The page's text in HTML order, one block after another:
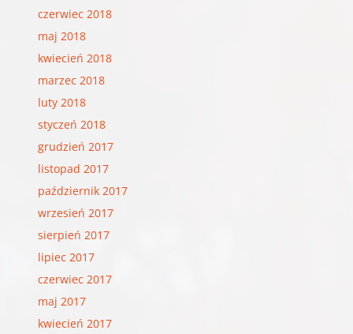
czerwiec 2018
maj 2018
kwiecień 2018
marzec 2018
luty 2018
styczeń 2018
grudzień 2017
listopad 2017
październik 2017
wrzesień 2017
sierpień 2017
lipiec 2017
czerwiec 2017
maj 2017
kwiecień 2017